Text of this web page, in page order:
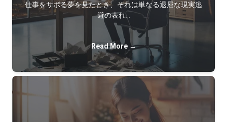
仕事をサボる夢を見たとき、それは単なる退屈な現実逃
避の表れ…
Read More →